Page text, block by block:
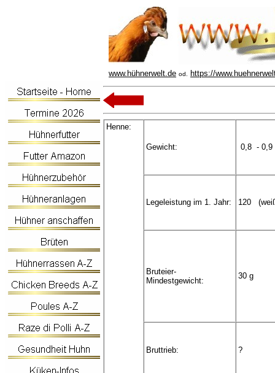
www.hühnerwelt.de od. https://
Henne:
Gewicht: 0,8 - 0,9
Legeleistung im 1. Jahr: 120
Bruteier-
Mindestgewicht:
30 g
Bruttrieb: ?